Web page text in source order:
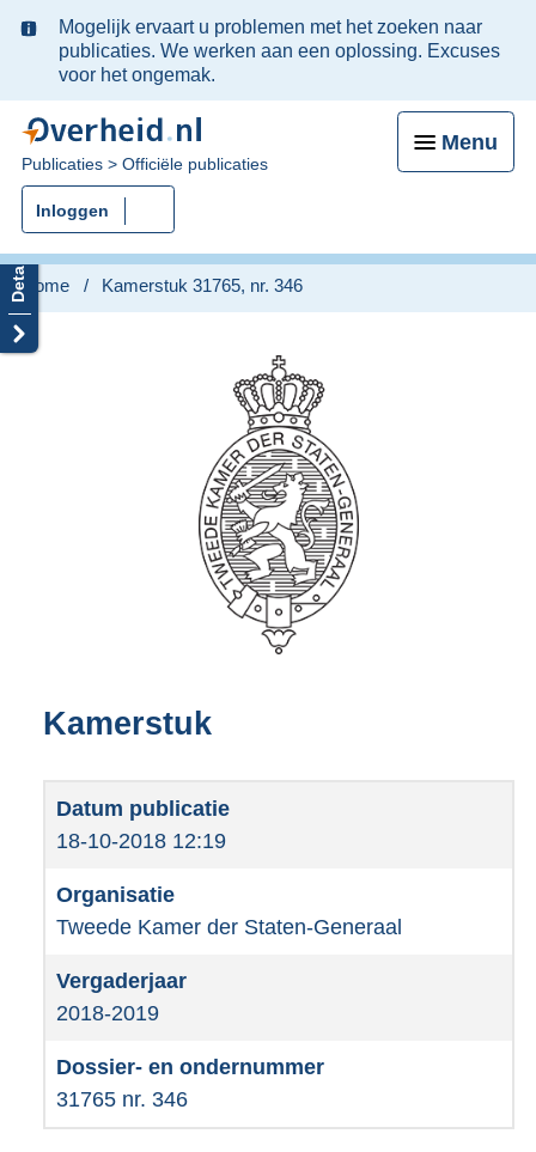
Ter
informatie:
Mogelijk ervaart u problemen met het zoeken naar
publicaties. We werken aan een oplossing. Excuses
voor het ongemak.
Menu
U
bent
nu
hier:
Publicaties Officiële publicaties
Inloggen
Home Kamerstuk 31765, nr. 346
Kamerstuk
18-10-2018 12:19
Tweede Kamer der Staten-Generaal
2018-2019
31765 nr. 346